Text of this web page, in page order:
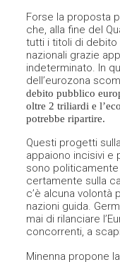
Forse la proposta
che, alla fine del
tutti i titoli di
nazionali grazie
indeterminato. In
dell’eurozona
debito pubblico
oltre 2 triliardi e
potrebbe ripartire.
Questi progetti
appaiono incisivi e
sono politicamente
certamente sulla
c’è alcuna volontà
nazioni guida.
mai di rilanciare
concorrenti, a
Minenna propone